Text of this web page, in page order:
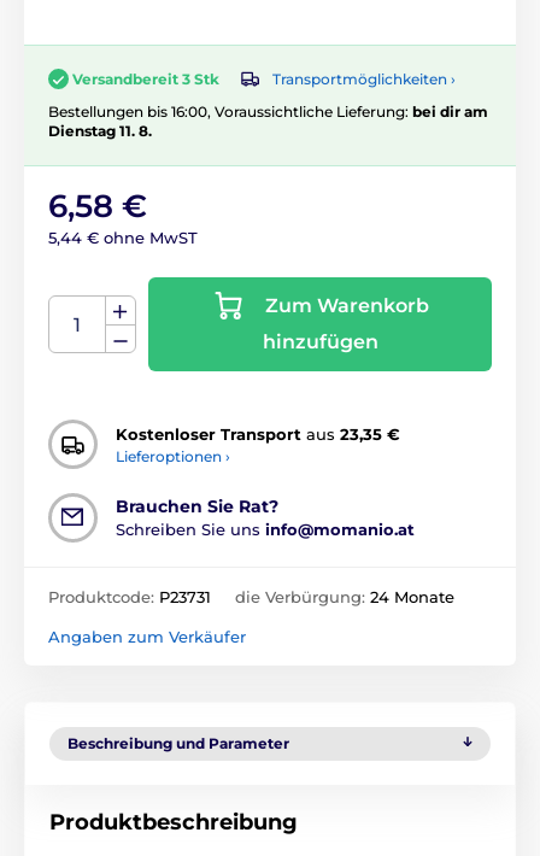
Versandbereit 3 Stk
Transportmöglichkeiten ›
Bestellungen bis 16:00, Voraussichtliche Lieferung: bei dir am
Dienstag 11. 8.
6,58 €
5,44 € ohne MwST
Zum Warenkorb
hinzufügen
Kostenloser Transport aus 23,35 €
Lieferoptionen ›
Brauchen Sie Rat?
Schreiben Sie uns info@momanio.at
Produktcode: P23731 die Verbürgung: 24 Monate
Angaben zum Verkäufer
Beschreibung und Parameter
Produktbeschreibung